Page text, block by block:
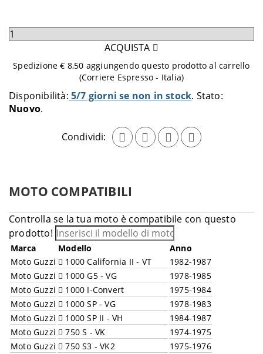
Disponibilità: 5/7 giorni se non in stock Stato:
Nuovo
Condividi:
Seleziona
aggiungere
carrello
ACQUISTA
Spedizione € 8,50 aggiungendo questo prodotto al carrello
(Corriere Espresso - Italia)
MOTO COMPATIBILI
Controlla se la tua moto è compatibile con questo
prodotto!
Marca Modello
Anno
Moto Guzzi
1000 California II - VT
1982-1987
Moto Guzzi
1000 G5 - VG
1978-1985
Moto Guzzi
1000 I-Convert
1975-1984
Moto Guzzi
1000 SP - VG
1978-1983
Moto Guzzi
1000 SP II - VH
1984-1987
Moto Guzzi
750 S - VK
1974-1975
Moto Guzzi
750 S3 - VK2
1975-1976